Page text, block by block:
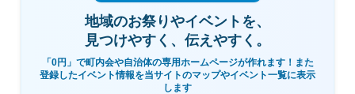
地域のお祭りやイベントを、
見つけやすく、伝えやすく。
「0円」で町内会や自治体の専用ホームページが作れます！また
登録したイベント情報を当サイトのマップやイベント一覧に表示
します